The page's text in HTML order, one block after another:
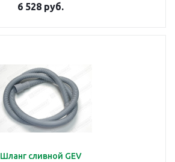
6 528 руб.
Шланг сливной GEV